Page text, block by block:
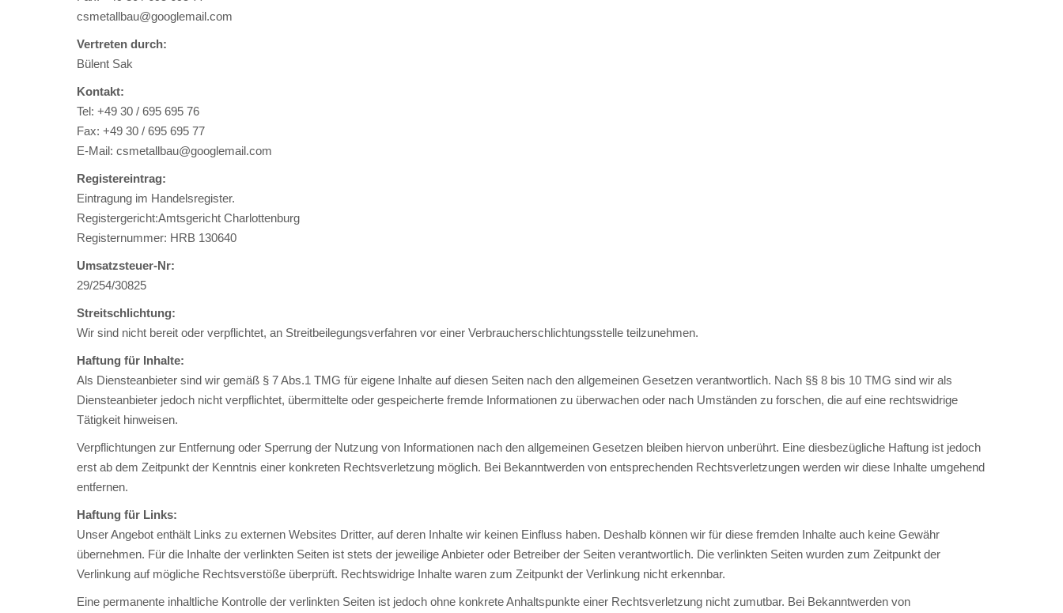
csmetallbau@googlemail.com
Vertreten durch:
Bülent Sak
Kontakt:
Tel: +49 30 / 695 695 76
Fax: +49 30 / 695 695 77
E-Mail: csmetallbau@googlemail.com
Registereintrag:
Eintragung im Handelsregister.
Registergericht:Amtsgericht Charlottenburg
Registernummer: HRB 130640
Umsatzsteuer-Nr:
29/254/30825
Streitschlichtung:
Wir sind nicht bereit oder verpflichtet, an Streitbeilegungsverfahren vor einer Verbraucherschlichtungsstelle teilzunehmen.
Haftung für Inhalte:
Als Diensteanbieter sind wir gemäß § 7 Abs.1 TMG für eigene Inhalte auf diesen Seiten nach den allgemeinen Gesetzen verantwortlich. Nach §§ 8 bis 10 TMG sind wir als
Diensteanbieter jedoch nicht verpflichtet, übermittelte oder gespeicherte fremde Informationen zu überwachen oder nach Umständen zu forschen, die auf eine rechtswidrige
Tätigkeit hinweisen.
Verpflichtungen zur Entfernung oder Sperrung der Nutzung von Informationen nach den allgemeinen Gesetzen bleiben hiervon unberührt. Eine diesbezügliche Haftung ist jedoch
erst ab dem Zeitpunkt der Kenntnis einer konkreten Rechtsverletzung möglich. Bei Bekanntwerden von entsprechenden Rechtsverletzungen werden wir diese Inhalte umgehend
entfernen.
Haftung für Links:
Unser Angebot enthält Links zu externen Websites Dritter, auf deren Inhalte wir keinen Einfluss haben. Deshalb können wir für diese fremden Inhalte auch keine Gewähr
übernehmen. Für die Inhalte der verlinkten Seiten ist stets der jeweilige Anbieter oder Betreiber der Seiten verantwortlich. Die verlinkten Seiten wurden zum Zeitpunkt der
Verlinkung auf mögliche Rechtsverstöße überprüft. Rechtswidrige Inhalte waren zum Zeitpunkt der Verlinkung nicht erkennbar.
Eine permanente inhaltliche Kontrolle der verlinkten Seiten ist jedoch ohne konkrete Anhaltspunkte einer Rechtsverletzung nicht zumutbar. Bei Bekanntwerden von